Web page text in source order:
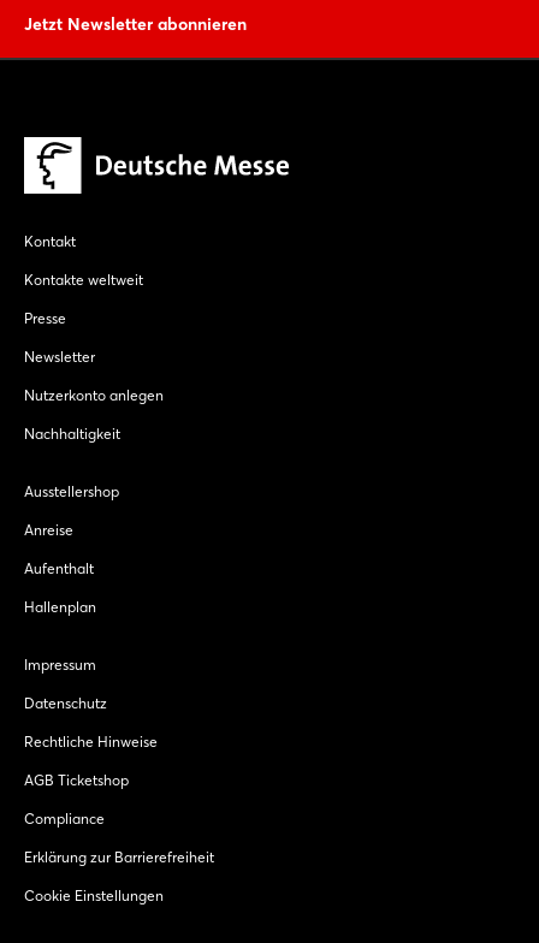
Jetzt Newsletter abonnieren
Kontakt
Kontakte weltweit
Presse
Newsletter
Nutzerkonto anlegen
Nachhaltigkeit
Ausstellershop
Anreise
Aufenthalt
Hallenplan
Impressum
Datenschutz
Rechtliche Hinweise
AGB Ticketshop
Compliance
Erklärung zur Barrierefreiheit
Cookie Einstellungen